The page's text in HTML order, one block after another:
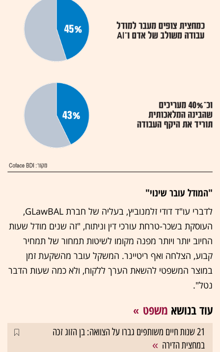
"המודל עובר שינוי"
לדברי עו"ד דודי זלמנוביץ, בעליה של חברת GLawBAL,
העוסקת בשכר-טרחת עורכי דין וניתוח, "זה שנים מודל שעות
החיוב יותר ויותר מפנה מקומו לשיטות תמחור של תמחיר
קבוע, הצלחה ואף ריטיינר. המשקל עובר מהשקעת זמן
במוצר המשפטי להשאת הערך ללקוח, ולא כמה שעות הדבר
נטל".
עוד בנושא משפט
21 שנות חיים משותפים גברו על הצוואה: בן הזוג זכה
במחצית הדירה